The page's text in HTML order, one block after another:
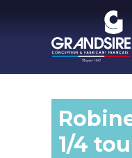
1/4